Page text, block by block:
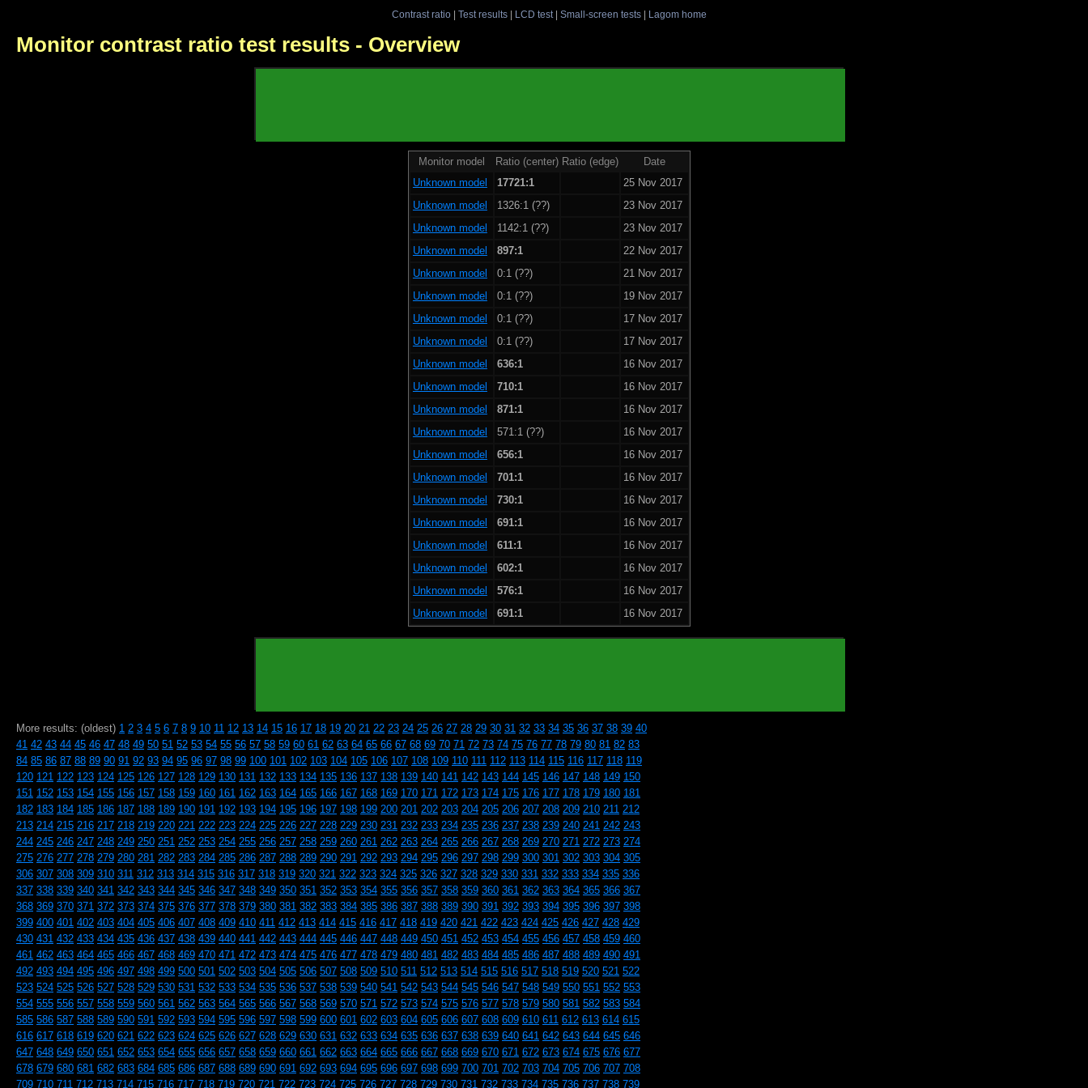
Contrast ratio| Test results| LCD test| Small-screen tests| Lagom home
Monitor contrast ratio test results - Overview
Monitor model Ratio (center) Ratio (edge)
Date
Unknown model
17721:1
25 Nov 2017
Unknown model
1326:1 (??)
23 Nov 2017
Unknown model
1142:1 (??)
23 Nov 2017
Unknown model
897:1
22 Nov 2017
Unknown model
0:1 (??)
21 Nov 2017
Unknown model
0:1 (??)
19 Nov 2017
Unknown model
0:1 (??)
17 Nov 2017
Unknown model
0:1 (??)
17 Nov 2017
Unknown model
636:1
16 Nov 2017
Unknown model
710:1
16 Nov 2017
Unknown model
871:1
16 Nov 2017
Unknown model
571:1 (??)
16 Nov 2017
Unknown model
656:1
16 Nov 2017
Unknown model
701:1
16 Nov 2017
Unknown model
730:1
16 Nov 2017
Unknown model
691:1
16 Nov 2017
Unknown model
611:1
16 Nov 2017
Unknown model
602:1
16 Nov 2017
Unknown model
576:1
16 Nov 2017
Unknown model
691:1 16 Nov 2017
More results: (oldest) 1 2 3 4 5 6 7 8 9 10 11 12 13 14 15 16 17 18 19 20 21 22 23 24 25 26 27 28 29 30 31 32 33 34 35 36 37 38 39 40
41 42 43 44 45 46 47 48 49 50 51 52 53 54 55 56 57 58 59 60 61 62 63 64 65 66 67 68 69 70 71 72 73 74 75 76 77 78 79 80 81 82 83
84 85 86 87 88 89 90 91 92 93 94 95 96 97 98 99 100 101 102 103 104 105 106 107 108 109 110 111 112 113 114 115 116 117 118 119
120 121 122 123 124 125 126 127 128 129 130 131 132 133 134 135 136 137 138 139 140 141 142 143 144 145 146 147 148 149 150
151 152 153 154 155 156 157 158 159 160 161 162 163 164 165 166 167 168 169 170 171 172 173 174 175 176 177 178 179 180 181
182 183 184 185 186 187 188 189 190 191 192 193 194 195 196 197 198 199 200 201 202 203 204 205 206 207 208 209 210 211 212
213 214 215 216 217 218 219 220 221 222 223 224 225 226 227 228 229 230 231 232 233 234 235 236 237 238 239 240 241 242 243
244 245 246 247 248 249 250 251 252 253 254 255 256 257 258 259 260 261 262 263 264 265 266 267 268 269 270 271 272 273 274
275 276 277 278 279 280 281 282 283 284 285 286 287 288 289 290 291 292 293 294 295 296 297 298 299 300 301 302 303 304 305
306 307 308 309 310 311 312 313 314 315 316 317 318 319 320 321 322 323 324 325 326 327 328 329 330 331 332 333 334 335 336
337 338 339 340 341 342 343 344 345 346 347 348 349 350 351 352 353 354 355 356 357 358 359 360 361 362 363 364 365 366 367
368 369 370 371 372 373 374 375 376 377 378 379 380 381 382 383 384 385 386 387 388 389 390 391 392 393 394 395 396 397 398
399 400 401 402 403 404 405 406 407 408 409 410 411 412 413 414 415 416 417 418 419 420 421 422 423 424 425 426 427 428 429
430 431 432 433 434 435 436 437 438 439 440 441 442 443 444 445 446 447 448 449 450 451 452 453 454 455 456 457 458 459 460
461 462 463 464 465 466 467 468 469 470 471 472 473 474 475 476 477 478 479 480 481 482 483 484 485 486 487 488 489 490 491
492 493 494 495 496 497 498 499 500 501 502 503 504 505 506 507 508 509 510 511 512 513 514 515 516 517 518 519 520 521 522
523 524 525 526 527 528 529 530 531 532 533 534 535 536 537 538 539 540 541 542 543 544 545 546 547 548 549 550 551 552 553
554 555 556 557 558 559 560 561 562 563 564 565 566 567 568 569 570 571 572 573 574 575 576 577 578 579 580 581 582 583 584
585 586 587 588 589 590 591 592 593 594 595 596 597 598 599 600 601 602 603 604 605 606 607 608 609 610 611 612 613 614 615
616 617 618 619 620 621 622 623 624 625 626 627 628 629 630 631 632 633 634 635 636 637 638 639 640 641 642 643 644 645 646
647 648 649 650 651 652 653 654 655 656 657 658 659 660 661 662 663 664 665 666 667 668 669 670 671 672 673 674 675 676 677
678 679 680 681 682 683 684 685 686 687 688 689 690 691 692 693 694 695 696 697 698 699 700 701 702 703 704 705 706 707 708
709 710 711 712 713 714 715 716 717 718 719 720 721 722 723 724 725 726 727 728 729 730 731 732 733 734 735 736 737 738 739